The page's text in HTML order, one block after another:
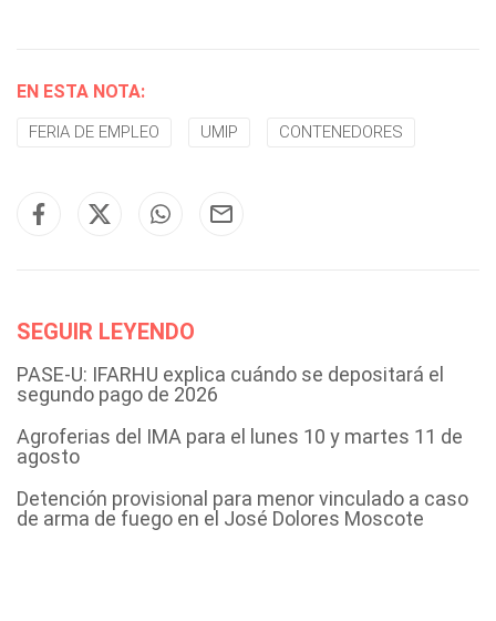
EN ESTA NOTA:
FERIA DE EMPLEO UMIP CONTENEDORES
SEGUIR LEYENDO
PASE-U: IFARHU explica cuándo se depositará el
segundo pago de 2026
Agroferias del IMA para el lunes 10 y martes 11 de
agosto
Detención provisional para menor vinculado a caso
de arma de fuego en el José Dolores Moscote